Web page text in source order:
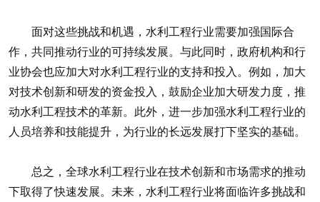
面对这些挑战和机遇，水利工程行业需要加强国际合
作，共同推动行业的可持续发展。与此同时，政府机构和行
业协会也应加大对水利工程行业的支持和投入。例如，加大
对技术创新和研发的资金投入，鼓励企业加大研发力度，推
动水利工程技术的革新。此外，进一步加强水利工程行业的
人员培养和技能提升，为行业的长远发展打下坚实的基础。
总之，全球水利工程行业在技术创新和市场需求的推动
下取得了快速发展。未来，水利工程行业将面临许多挑战和